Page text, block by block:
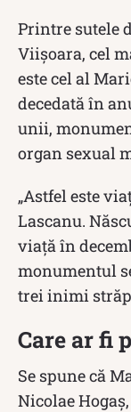
Printre sutele
Viişoara, cel
este cel al
decedată în
unii,
organ sexual
„Astfel este
Lascanu.
viaţă în
monumentul
trei inimi
Care ar fi
Se spune că
Nicolae